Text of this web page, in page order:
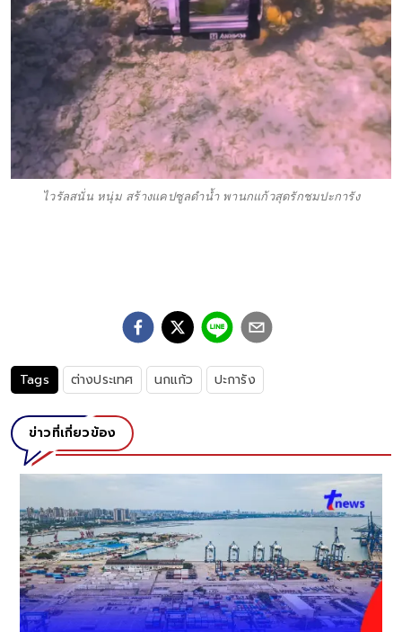
ไวรัลสนั่น หนุ่ม สร้างแคปซูลดำน้ำ พานกแก้วสุดรักชมปะการัง
Tags ต่างประเทศ นกแก้ว ปะการัง
ข่าวที่เกี่ยวข้อง